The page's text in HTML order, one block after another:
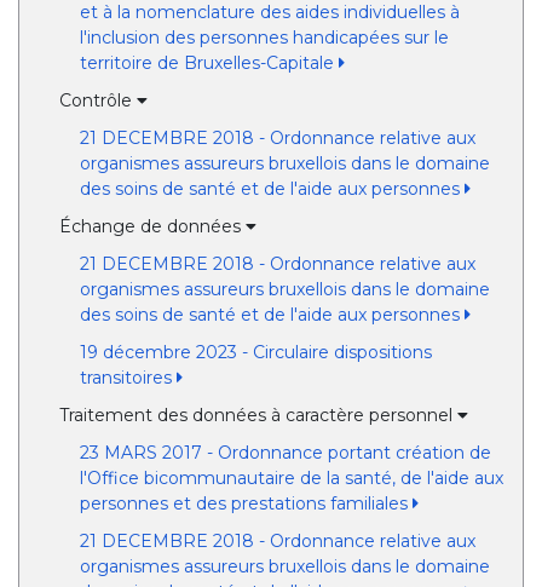
et à la nomenclature des aides individuelles à
l'inclusion des personnes handicapées sur le
territoire de Bruxelles-Capitale
Contrôle
21 DECEMBRE 2018 - Ordonnance relative aux
organismes assureurs bruxellois dans le domaine
des soins de santé et de l'aide aux personnes
Échange de données
21 DECEMBRE 2018 - Ordonnance relative aux
organismes assureurs bruxellois dans le domaine
des soins de santé et de l'aide aux personnes
19 décembre 2023 - Circulaire dispositions
transitoires
Traitement des données à caractère personnel
23 MARS 2017 - Ordonnance portant création de
l'Office bicommunautaire de la santé, de l'aide aux
personnes et des prestations familiales
21 DECEMBRE 2018 - Ordonnance relative aux
organismes assureurs bruxellois dans le domaine